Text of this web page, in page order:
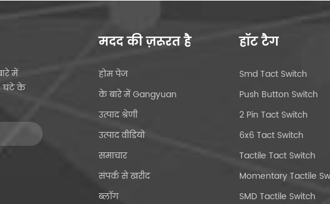
में
घंटे के
मदद की ज़रूरत है
होम पेज
के बारे में Gangyuan
उत्पाद श्रेणी
उत्पाद वीडियो
समाचार
संपर्क से खरीद
ब्लॉग
हॉट टैग
Smd Tact Switch
Push Button Switch
2 Pin Tact Switch
6x6 Tact Switch
Tactile Tact Switch
Momentary Tactile
SMD Tactile Switch